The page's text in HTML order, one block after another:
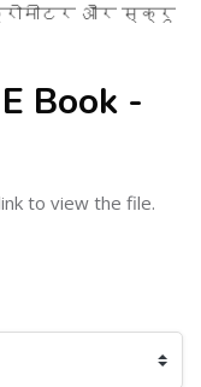
और स्क्रू
Book -
to view the file.